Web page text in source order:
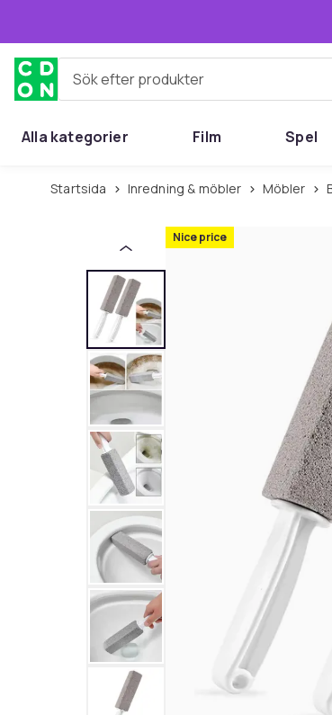
Sök efter produkter
Alla kategorier Film Spel
Startsida Inredning & möbler Möbler
Nice price